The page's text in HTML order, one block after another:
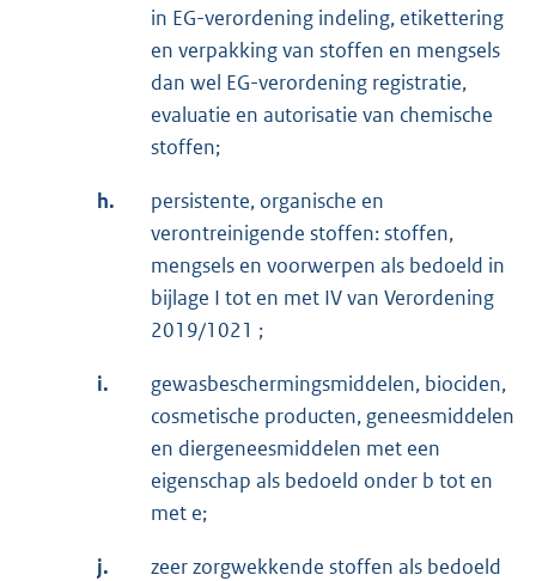
in EG-verordening indeling, etikettering
en verpakking van stoffen en mengsels
dan wel EG-verordening registratie,
evaluatie en autorisatie van chemische
stoffen;
h.
persistente, organische en
verontreinigende stoffen: stoffen,
mengsels en voorwerpen als bedoeld in
bijlage I tot en met IV van Verordening
2019/1021 ;
i.
gewasbeschermingsmiddelen, biociden,
cosmetische producten, geneesmiddelen
en diergeneesmiddelen met een
eigenschap als bedoeld onder b tot en
met e;
j.
zeer zorgwekkende stoffen als bedoeld